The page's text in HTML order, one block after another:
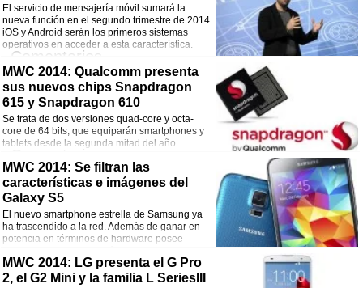
Facebook
Twitter
WhatsApp
Email
El servicio de mensajería móvil sumará la
nueva función en el segundo trimestre de 2014.
iOS y Android serán los primeros sistemas
operativos en acceder a esta característica.
Comentarios
¡Comparte esta noticia!
Facebook
Twitter
WhatsApp
Email
MWC 2014: Qualcomm presenta
sus nuevos chips Snapdragon
615 y Snapdragon 610
Se trata de dos versiones quad-core y octa-
core de 64 bits, que equiparán smartphones y
tablets desde la segunda mitad del año.
¡Comparte esta noticia!
Facebook
Twitter
WhatsApp
Email
MWC 2014: Se filtran las
características e imágenes del
Galaxy S5
El nuevo smartphone estrella de Samsung ya
ha trascendido a la red. Además de ganar en
potencia en términos de hardware posee
características y cambios en el software.
Comentarios
MWC 2014: LG presenta el G Pro
2, el G2 Mini y la familia L SeriesIII